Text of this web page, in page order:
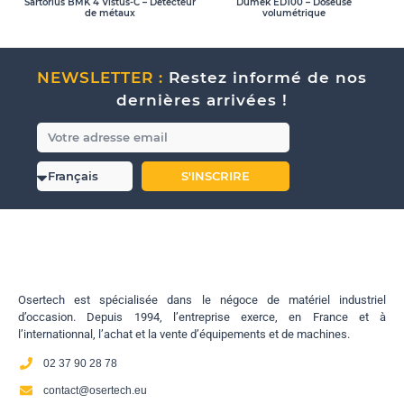
de métaux
volumétrique
NEWSLETTER : Restez informé de nos
dernières arrivées !
S'INSCRIRE
Osertech est spécialisée dans le négoce de matériel industriel
d’occasion. Depuis 1994, l’entreprise exerce, en France et à
l’internationnal, l’achat et la vente d’équipements et de machines.
02 37 90 28 78
contact@osertech.eu